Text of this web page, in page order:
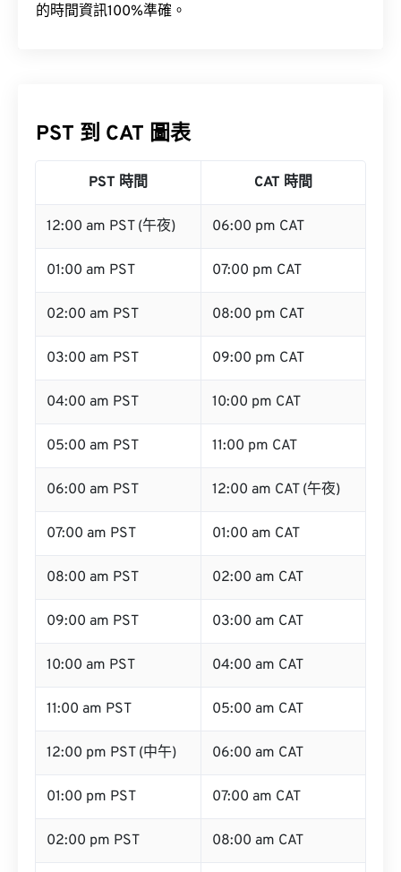
的時間資訊100%準確。
PST 到 CAT 圖表
PST 時間 CAT 時間
12:00 am PST (午夜) 06:00 pm CAT
01:00 am PST 07:00 pm CAT
02:00 am PST 08:00 pm CAT
03:00 am PST 09:00 pm CAT
04:00 am PST 10:00 pm CAT
05:00 am PST 11:00 pm CAT
06:00 am PST 12:00 am CAT (午夜)
07:00 am PST 01:00 am CAT
08:00 am PST 02:00 am CAT
09:00 am PST 03:00 am CAT
10:00 am PST 04:00 am CAT
11:00 am PST 05:00 am CAT
12:00 pm PST (中午) 06:00 am CAT
01:00 pm PST 07:00 am CAT
02:00 pm PST 08:00 am CAT